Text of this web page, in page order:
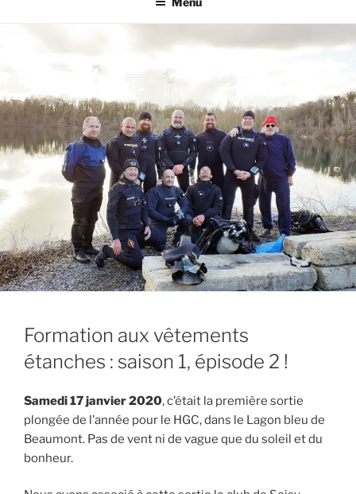
Formation aux vêtements
étanches : saison 1, épisode 2 !
Samedi 17 janvier 2020, c’était la première sortie
plongée de l’année pour le HGC, dans le Lagon bleu de
Beaumont. Pas de vent ni de vague que du soleil et du
bonheur.